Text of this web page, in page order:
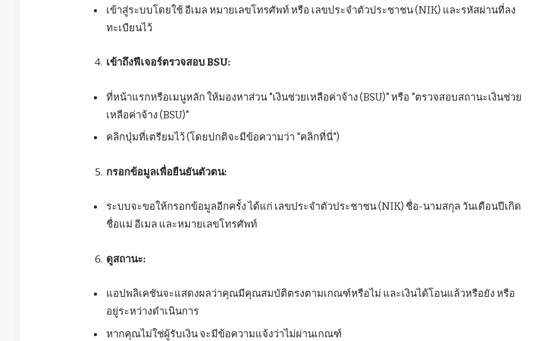
เข้าสู่ระบบโดยใช้ อีเมล หมายเลขโทรศัพท์ หรือ เลขประจำตัวประชาชน (NIK) และรหัสผ่านที่ลง
ทะเบียนไว้
เข้าถึงฟีเจอร์ตรวจสอบ BSU:
ที่หน้าแรกหรือเมนูหลัก ให้มองหาส่วน "เงินช่วยเหลือค่าจ้าง (BSU)" หรือ "ตรวจสอบสถานะเงินช่วย
เหลือค่าจ้าง (BSU)"
คลิกปุ่มที่เตรียมไว้ (โดยปกติจะมีข้อความว่า "คลิกที่นี่")
กรอกข้อมูลเพื่อยืนยันตัวตน:
ระบบจะขอให้กรอกข้อมูลอีกครั้ง ได้แก่ เลขประจำตัวประชาชน (NIK) ชื่อ-นามสกุล วันเดือนปีเกิด
ชื่อแม่ อีเมล และหมายเลขโทรศัพท์
ดูสถานะ:
แอปพลิเคชันจะแสดงผลว่าคุณมีคุณสมบัติตรงตามเกณฑ์หรือไม่ และเงินได้โอนแล้วหรือยัง หรือ
อยู่ระหว่างดำเนินการ
หากคุณไม่ใช่ผู้รับเงิน จะมีข้อความแจ้งว่าไม่ผ่านเกณฑ์